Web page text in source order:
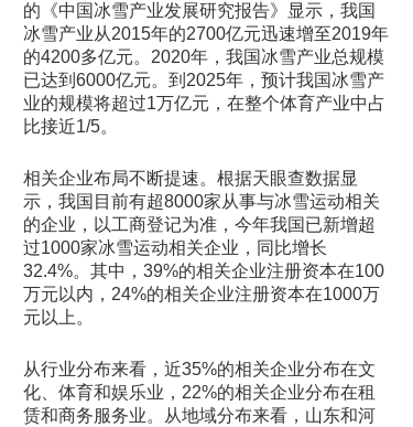
的《中国冰雪产业发展研究报告》显示，我国
冰雪产业从2015年的2700亿元迅速增至2019年
的4200多亿元。2020年，我国冰雪产业总规模
已达到6000亿元。到2025年，预计我国冰雪产
业的规模将超过1万亿元，在整个体育产业中占
比接近1/5。
相关企业布局不断提速。根据天眼查数据显
示，我国目前有超8000家从事与冰雪运动相关
的企业，以工商登记为准，今年我国已新增超
过1000家冰雪运动相关企业，同比增长
32.4%。其中，39%的相关企业注册资本在100
万元以内，24%的相关企业注册资本在1000万
元以上。
从行业分布来看，近35%的相关企业分布在文
化、体育和娱乐业，22%的相关企业分布在租
赁和商务服务业。从地域分布来看，山东和河